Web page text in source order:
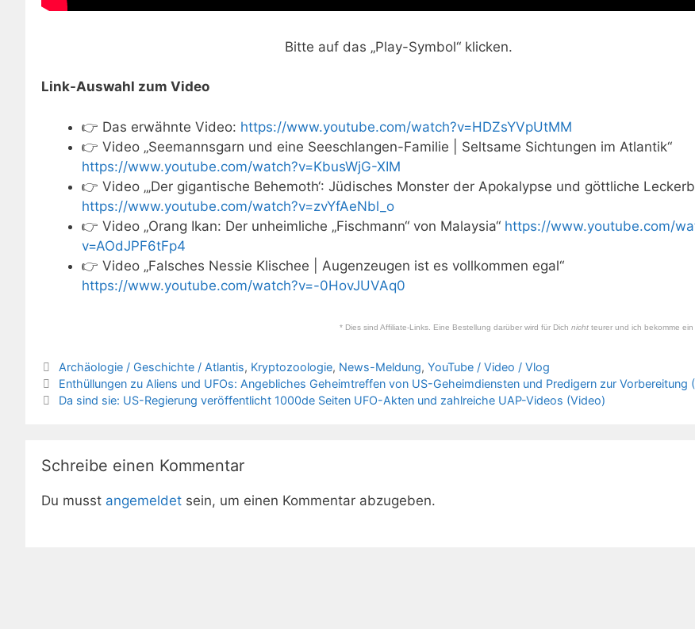
Bitte auf das „Play-Symbol“ klicken.
Link-Auswahl zum Video
👉 Das erwähnte Video: https://www.youtube.com/watch?v=HDZsYVpUtMM
👉 Video „Seemannsgarn und eine Seeschlangen-Familie | Seltsame Sichtungen im Atlantik“
https://www.youtube.com/watch?v=KbusWjG-XIM
👉 Video „‚Der gigantische Behemoth‘: Jüdisches Monster der Apokalypse und göttliche
https://www.youtube.com/watch?v=zvYfAeNbl_o
👉 Video „Orang Ikan: Der unheimliche „Fischmann“ von Malaysia“ https://www.youtube.com/
v=AOdJPF6tFp4
👉 Video „Falsches Nessie Klischee | Augenzeugen ist es vollkommen egal“
https://www.youtube.com/watch?v=-0HovJUVAq0
* Dies sind Affiliate-Links. Eine Bestellung darüber wird für Dich nicht teurer und ich bekomme
Kategorien
Archäologie / Geschichte / Atlantis, Kryptozoologie, News-Meldung, YouTube / Video / Vlog
Enthüllungen zu Aliens und UFOs: Angebliches Geheimtreffen von US-Geheimdiensten und Predigern zur Vorbereitung
Da sind sie: US-Regierung veröffentlicht 1000de Seiten UFO-Akten und zahlreiche UAP-Videos (Video)
Schreibe einen Kommentar
Du musst angemeldet sein, um einen Kommentar abzugeben.